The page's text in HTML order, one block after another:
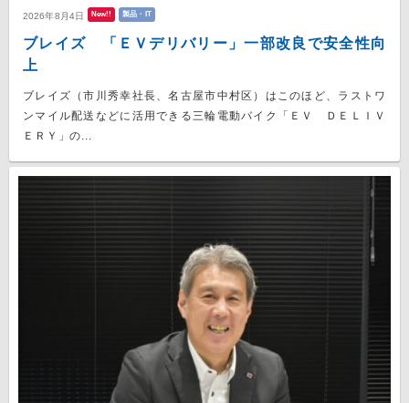
2026年8月4日 New!! 製品・IT
ブレイズ 「ＥＶデリバリー」一部改良で安全性向
上
ブレイズ（市川秀幸社長、名古屋市中村区）はこのほど、ラストワ
ンマイル配送などに活用できる三輪電動バイク「ＥＶ ＤＥＬＩＶ
ＥＲＹ」の...